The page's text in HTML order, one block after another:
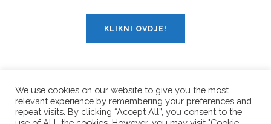
KLIKNI OVDJE!
PRATI NAS!
We use cookies on our website to give you the most
relevant experience by remembering your preferences and
repeat visits. By clicking “Accept All”, you consent to the